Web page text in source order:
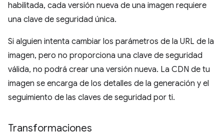
habilitada, cada versión nueva de una imagen requiere
una clave de seguridad única.
Si alguien intenta cambiar los parámetros de la URL de la
imagen, pero no proporciona una clave de seguridad
válida, no podrá crear una versión nueva. La CDN de tu
imagen se encarga de los detalles de la generación y el
seguimiento de las claves de seguridad por ti.
Transformaciones